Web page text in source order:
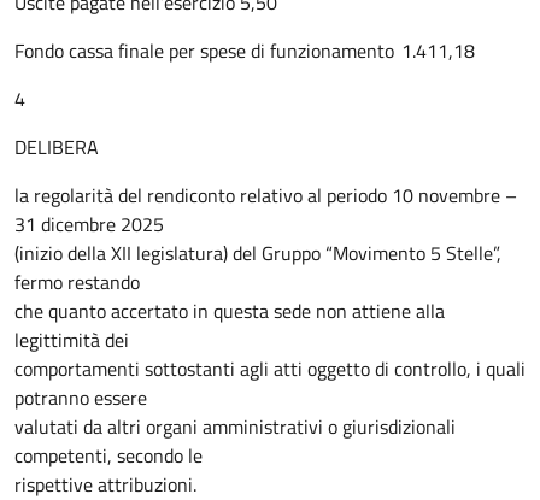
Fondo cassa finale per spese di funzionamento 1.411,18
4
DELIBERA
la regolarità del rendiconto relativo al periodo 10 novembre –
31 dicembre 2025
(inizio della XII legislatura) del Gruppo “Movimento 5 Stelle”,
fermo restando
che quanto accertato in questa sede non attiene alla
legittimità dei
comportamenti sottostanti agli atti oggetto di controllo, i quali
potranno essere
valutati da altri organi amministrativi o giurisdizionali
competenti, secondo le
rispettive attribuzioni.